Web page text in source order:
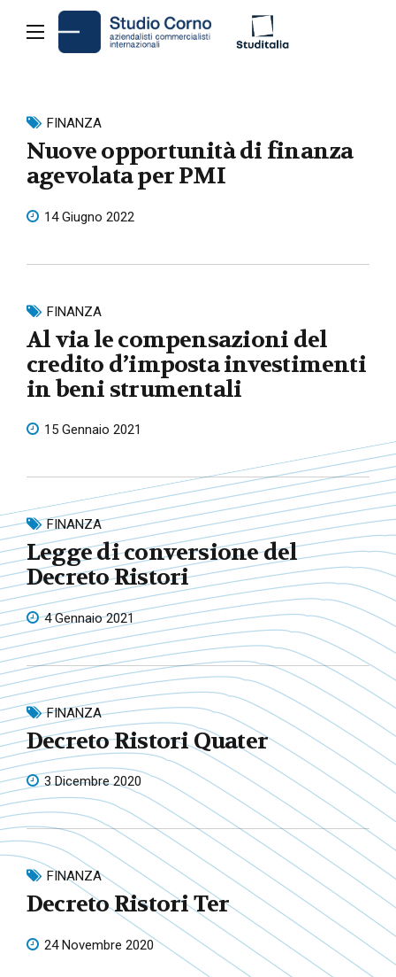
FINANZA
Nuove opportunità di finanza
agevolata per PMI
14 Giugno 2022
FINANZA
Al via le compensazioni del
credito d’imposta investimenti
in beni strumentali
15 Gennaio 2021
FINANZA
Legge di conversione del
Decreto Ristori
4 Gennaio 2021
FINANZA
Decreto Ristori Quater
3 Dicembre 2020
FINANZA
Decreto Ristori Ter
24 Novembre 2020